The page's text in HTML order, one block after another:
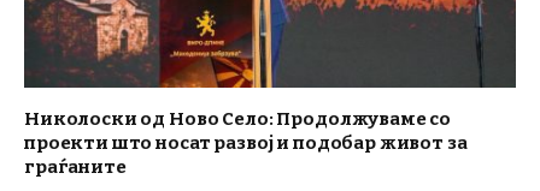
Николоски од Ново Село: Продолжуваме со
проекти што носат развој и подобар живот за
граѓаните